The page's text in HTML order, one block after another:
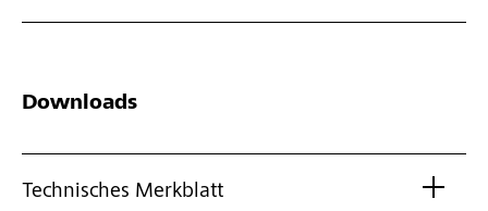
Downloads
Technisches Merkblatt